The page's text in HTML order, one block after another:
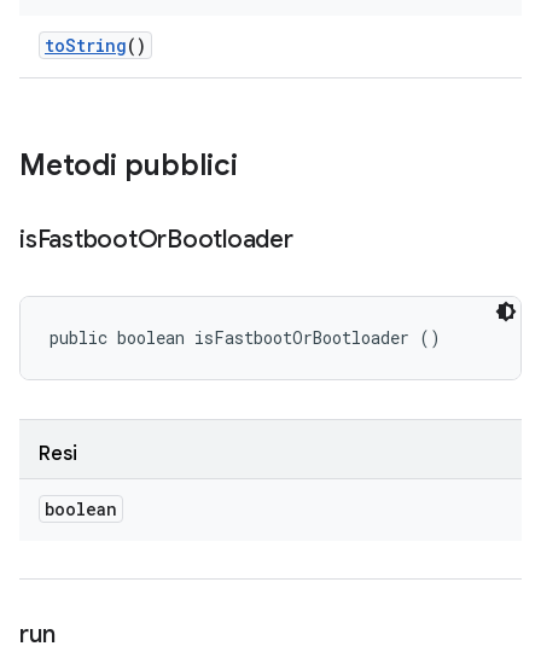
toString()
Metodi pubblici
isFastbootOrBootloader
public boolean isFastbootOrBootloader ()
Resi
boolean
run